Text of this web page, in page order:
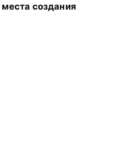
создания